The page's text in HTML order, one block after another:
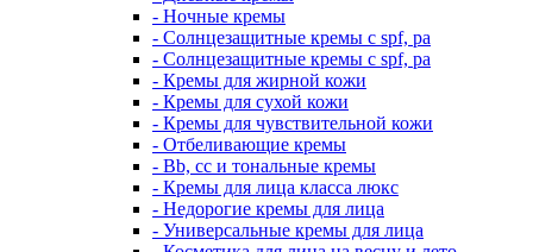
- Ночные кремы
- Солнцезащитные кремы с spf, pa
- Солнцезащитные кремы с spf, pa
- Кремы для жирной кожи
- Кремы для сухой кожи
- Кремы для чувствительной кожи
- Отбеливающие кремы
- Bb, cc и тональные кремы
- Кремы для лица класса люкс
- Недорогие кремы для лица
- Универсальные кремы для лица